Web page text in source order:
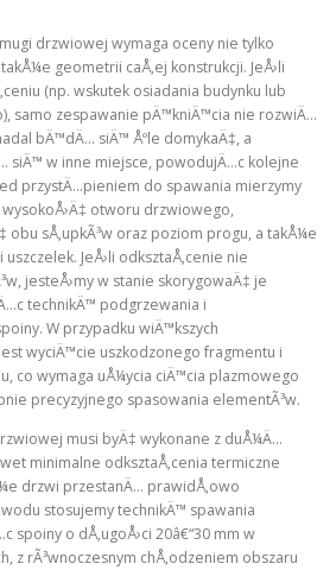
drzwiowej wymaga oceny nie tylko
geometrii caÅ‚ej konstrukcji. JeÅ›li
(np. wskutek osiadania budynku lub
samo zespawanie pÄ™kniÄ™cia nie rozwiÄ…
bÄ™dÄ… siÄ™ Åºle domykaÄ‡, a
siÄ™ w inne miejsce, powodujÄ…c kolejne
przystÄ…pieniem do spawania mierzymy
wysokoÅ›Ä‡ otworu drzwiowego,
obu sÅ‚upkÃ³w oraz poziom progu, a takÅ¼e
JeÅ›li odksztaÅ‚cenie nie
jesteÅ›my w stanie skorygowaÄ‡ je
technikÄ™ podgrzewania i
W przypadku wiÄ™kszych
wyciÄ™cie uszkodzonego fragmentu i
co wymaga uÅ¼ycia ciÄ™cia plazmowego
precyzyjnego spasowania elementÃ³w.
musi byÄ‡ wykonane z duÅ¼Ä…
minimalne odksztaÅ‚cenia termiczne
drzwi przestanÄ… prawidÅ‚owo
stosujemy technikÄ™ spawania
spoiny o dÅ‚ugoÅ›ci 20â€“30 mm w
z rÃ³wnoczesnym chÅ‚odzeniem obszaru